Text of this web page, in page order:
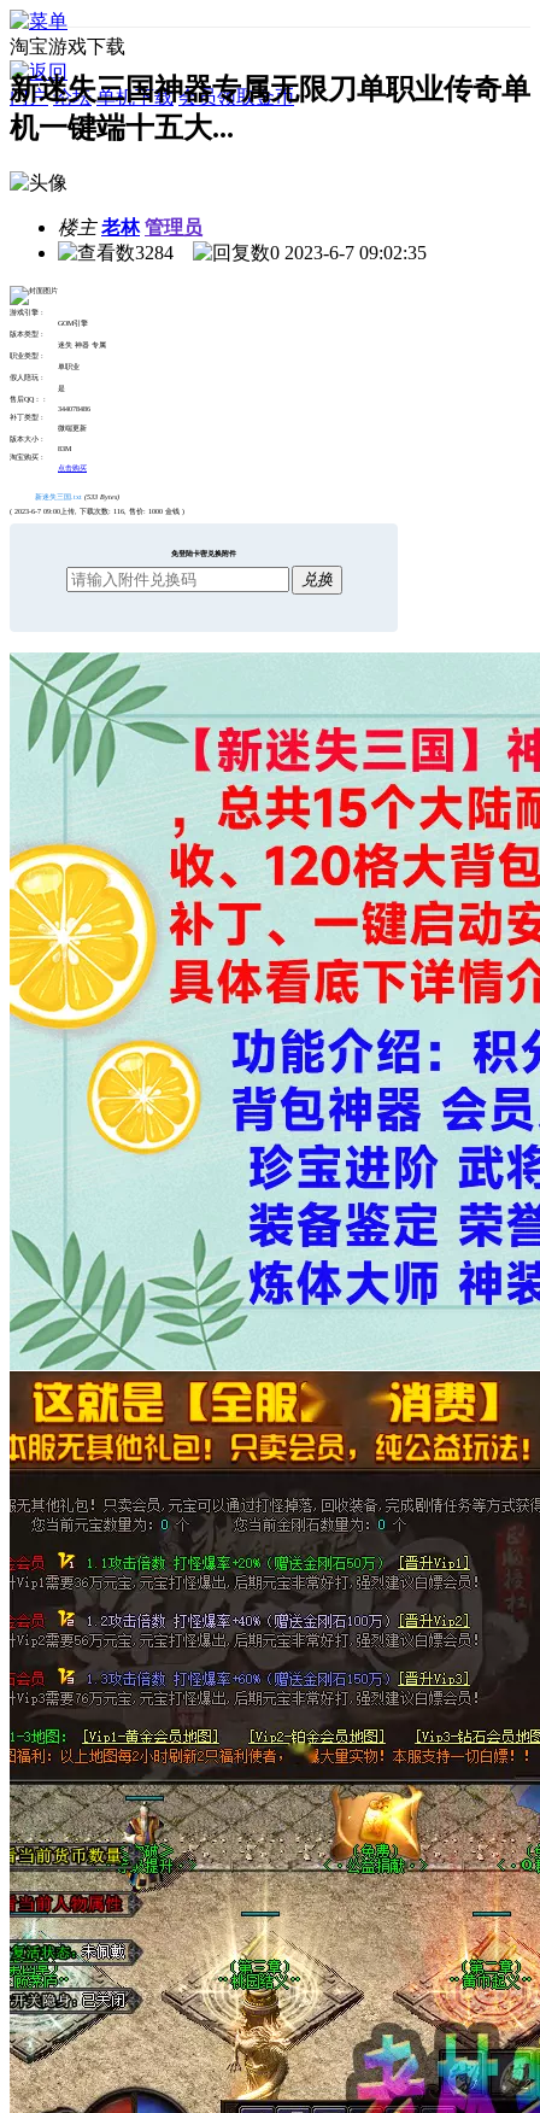
淘宝游戏下载
门户 论坛 单机下载 会员领取金币
新迷失三国神器专属无限刀单职业传奇单
机一键端十五大...
楼主 老林 管理员
3284
0 2023-6-7 09:02:35
游戏引擎 :
GOM引擎
版本类型 :
迷失 神器 专属
职业类型 :
单职业
假人陪玩 :
是
售后QQ： :
344078486
补丁类型 :
微端更新
版本大小 :
83M
淘宝购买 :
点击购买
新迷失三国.txt (533 Bytes)
( 2023-6-7 09:00上传, 下载次数: 116, 售价: 1000 金钱 )
免登陆卡密兑换附件
兑换